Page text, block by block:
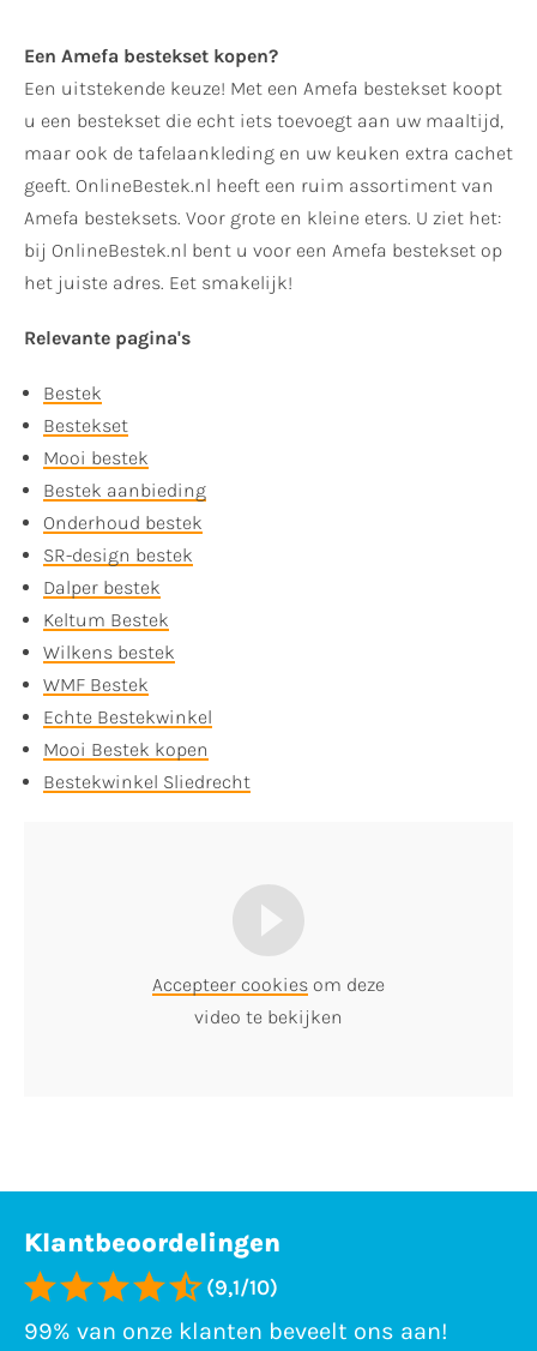
Een Amefa bestekset kopen?
Een uitstekende keuze! Met een Amefa bestekset koopt
u een bestekset die echt iets toevoegt aan uw maaltijd,
maar ook de tafelaankleding en uw keuken extra cachet
geeft. OnlineBestek.nl heeft een ruim assortiment van
Amefa besteksets. Voor grote en kleine eters. U ziet het:
bij OnlineBestek.nl bent u voor een Amefa bestekset op
het juiste adres. Eet smakelijk!
Relevante pagina's
Bestek
Bestekset
Mooi bestek
Bestek aanbieding
Onderhoud bestek
SR-design bestek
Dalper bestek
Keltum Bestek
Wilkens bestek
WMF Bestek
Echte Bestekwinkel
Mooi Bestek kopen
Bestekwinkel Sliedrecht
Accepteer cookies om deze
video te bekijken
Klantbeoordelingen
(9,1/10)
99% van onze klanten beveelt ons aan!